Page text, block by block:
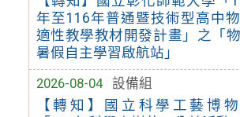
年至116年普通暨技術型高中
適性教學教材開發計畫」之「
暑假自主學習啟航站」
2026-08-04
設備組
【轉知】國立科學工藝博